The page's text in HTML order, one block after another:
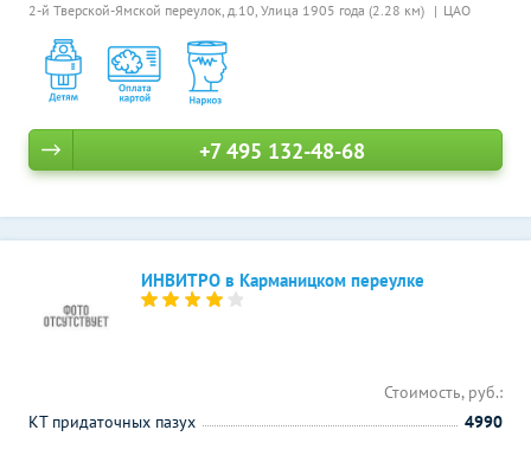
2-й Тверской-Ямской переулок, д.10, Улица 1905 года (2.28 км) ЦАО
+7 495 132-48-68
ИНВИТРО в Карманицком переулке
Стоимость, руб.:
КТ придаточных пазух
4990